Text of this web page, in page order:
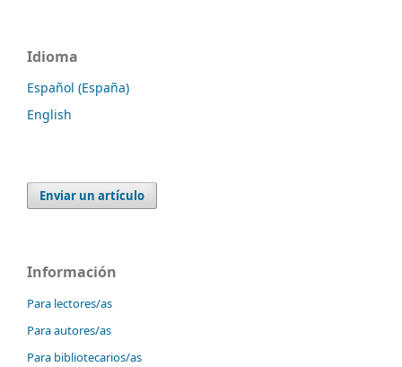
Idioma
Español (España)
English
Enviar un artículo
Información
Para lectores/as
Para autores/as
Para bibliotecarios/as